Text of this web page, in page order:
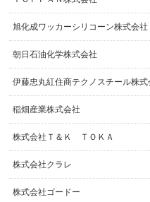
旭化成ワッカーシリコーン株式会社
朝日石油化学株式会社
伊藤忠丸紅住商テクノスチール株式
稲畑産業株式会社
株式会社Ｔ＆Ｋ ＴＯＫＡ
株式会社クラレ
株式会社ゴードー